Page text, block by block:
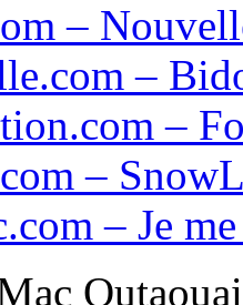
–
–
–
–
– Je